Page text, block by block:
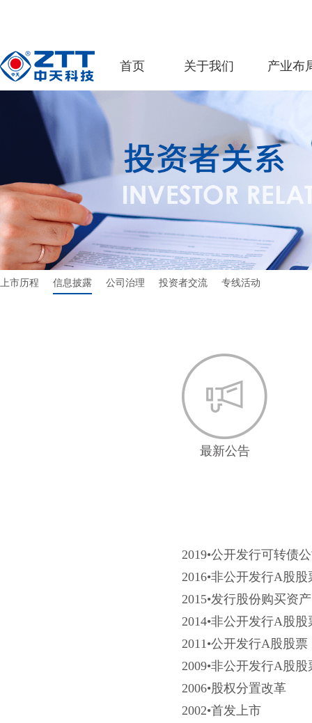
首页 关于我们 产业布
上市历程 信息披露 公司治理 投资者交流 专线活动
最新公告
2019•公开发行可转债
2016•非公开发行A股股
2015•发行股份购买资
2014•非公开发行A股股
2011•公开发行A股股票
2009•非公开发行A股股
2006•股权分置改革
2002•首发上市